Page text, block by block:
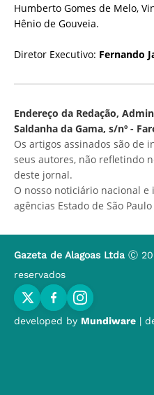
Humberto Gomes de Melo,
Hênio de Gouveia.
Diretor Executivo: Fernando
Endereço da Redação,
Saldanha da Gama, s/nº -
Os artigos assinados são de
seus autores, não refletindo
deste jornal.
O nosso noticiário nacional
agências Estado de São
Gazeta de Alagoas Ltda Ⓒ
reservados
developed by Mundiware |